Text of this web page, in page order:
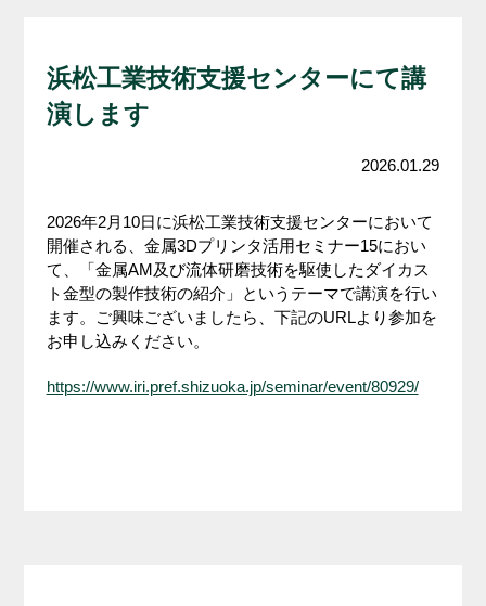
浜松工業技術支援センターにて講
演します
2026.01.29
2026年2月10日に浜松工業技術支援センターにおいて
開催される、金属3Dプリンタ活用セミナー15におい
て、「金属AM及び流体研磨技術を駆使したダイカス
ト金型の製作技術の紹介」というテーマで講演を行い
ます。ご興味ございましたら、下記のURLより参加を
お申し込みください。
https://www.iri.pref.shizuoka.jp/seminar/event/80929/